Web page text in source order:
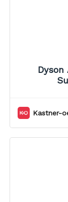
Dyson
Kastner-